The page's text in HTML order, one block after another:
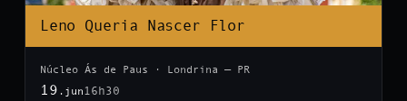
Leno Queria Nascer Flor
Núcleo Ás de Paus · Londrina — PR
19 .jun 16h30